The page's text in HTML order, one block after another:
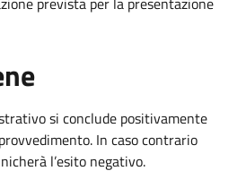
si conclude positivamente
In caso contrario
l’esito negativo.